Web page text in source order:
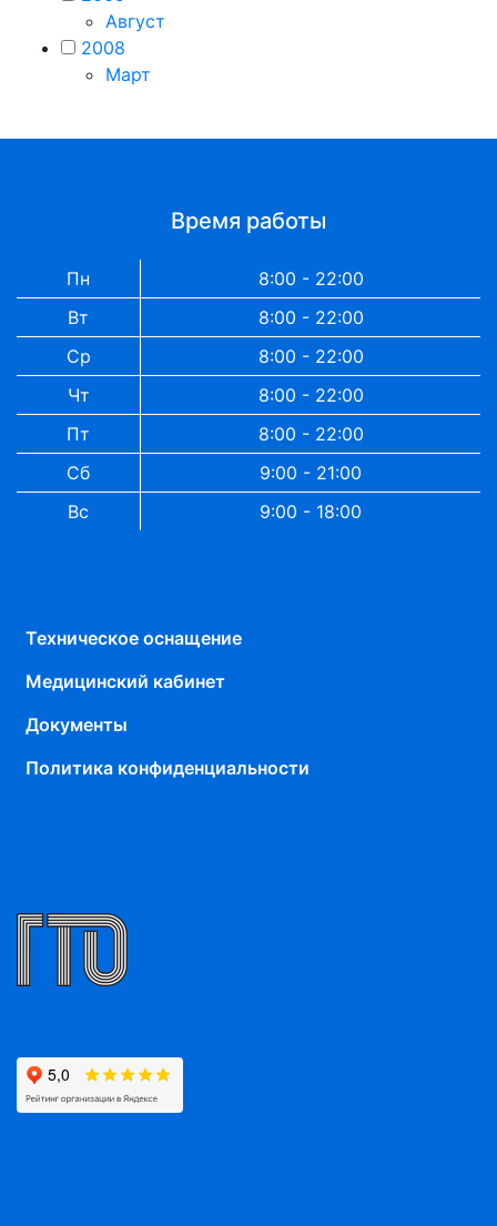
Август
2008
Март
Время работы
Пн
8:00 - 22:00
Вт
8:00 - 22:00
Ср
8:00 - 22:00
Чт
8:00 - 22:00
Пт
8:00 - 22:00
Сб
9:00 - 21:00
Вс
9:00 - 18:00
Техническое оснащение
Медицинский кабинет
Документы
Политика конфиденциальности